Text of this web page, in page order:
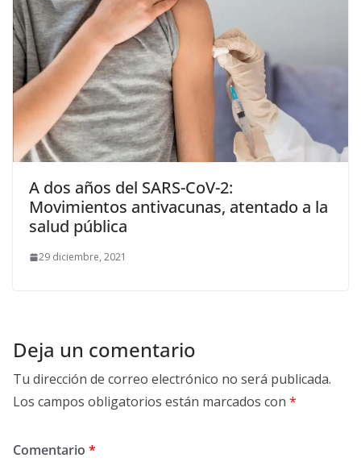
A dos años del SARS-CoV-2:
Movimientos antivacunas, atentado a la
salud pública
29 diciembre, 2021
Deja un comentario
Tu dirección de correo electrónico no será publicada.
Los campos obligatorios están marcados con *
Comentario *